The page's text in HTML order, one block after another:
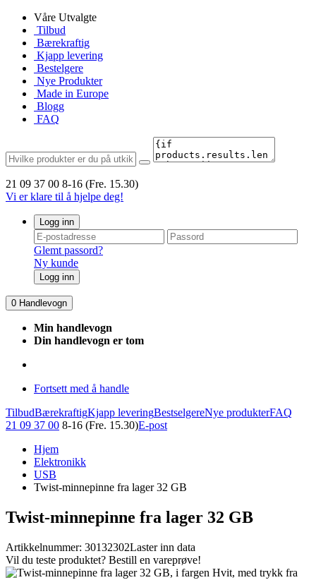
Våre Utvalgte
Tilbud
Bærekraftig
Kjapp levering
Bestelgere
Nye Produkter
Made in Europe
Blogg
FAQ
21 09 37 00 8-16 (Fre. 15.30)
Vi er klare til å hjelpe deg!
Logg inn
Glemt passord?
Ny kunde
Logg inn
0 Handlevogn
Min handlevogn
Din handlevogn er tom
Fortsett med å handle
TilbudBærekraftigKjapp leveringBestselgereNye produkterFAQ
21 09 37 00 8-16 (Fre. 15.30)E-post
Hjem
Elektronikk
USB
Twist-minnepinne fra lager 32 GB
Twist-minnepinne fra lager 32 GB
Artikkelnummer: 30132302Laster inn data
Vil du teste produktet? Bestill en vareprøve!